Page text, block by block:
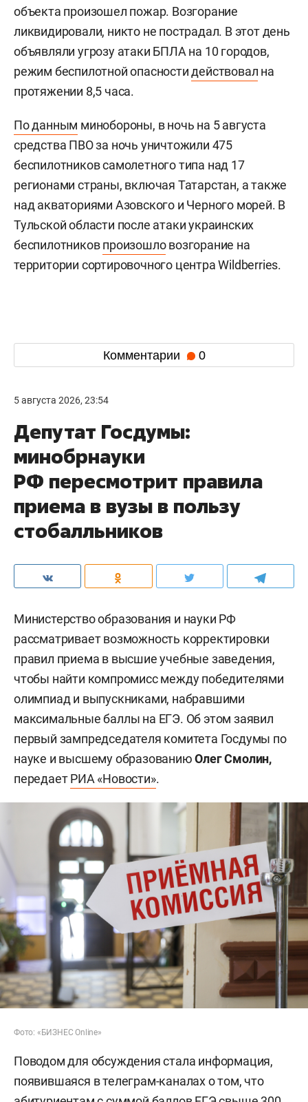
объекта произошел пожар. Возгорание
ликвидировали, никто не пострадал. В этот день
объявляли угрозу атаки БПЛА на 10 городов,
режим беспилотной опасностидействовал на
протяжении 8,5 часа.
По данным минобороны, в ночь на 5 августа
средства ПВО за ночь уничтожили 475
беспилотников самолетного типа над 17
регионами страны, включая Татарстан, а также
над акваториями Азовского и Черного морей. В
Тульской области после атаки украинских
беспилотниковпроизошловозгорание на
территории сортировочного центра Wildberries.
Комментарии 0
5 августа 2026, 23:54
Депутат Госдумы:
минобрнауки
РФ пересмотрит правила
приема в вузы в пользу
стобалльников
Министерство образования и науки РФ
рассматривает возможность корректировки
правил приема в высшие учебные заведения,
чтобы найти компромисс между победителями
олимпиад и выпускниками, набравшими
максимальные баллы на ЕГЭ. Об этом заявил
первый зампредседателя комитета Госдумы по
науке и высшему образованиюОлег Смолин,
передаетРИА «Новости».
Фото: «БИЗНЕС Online»
Поводом для обсуждения стала информация,
появившаяся в телеграм-каналах о том, что